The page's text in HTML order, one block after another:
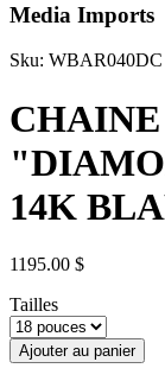
Media Imports
Sku: WBAR040DC
CHAINE
14K
1195.00 $
Tailles
Ajouter au panier